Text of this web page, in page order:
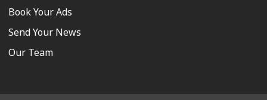
Book Your Ads
Send Your News
Our Team